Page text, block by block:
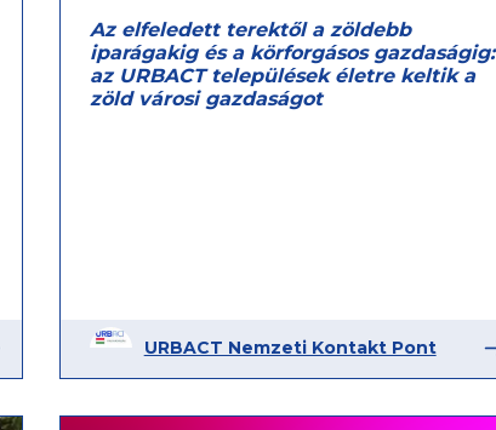
Az elfeledett terektől a zöldebb
iparágakig és a körforgásos gazdaságig:
az URBACT települések életre keltik a
zöld városi gazdaságot
URBACT Nemzeti Kontakt Pont